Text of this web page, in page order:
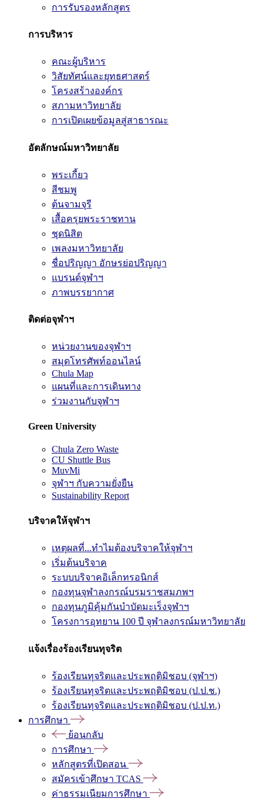
การรับรองหลักสูตร
การบริหาร
คณะผู้บริหาร
วิสัยทัศน์และยุทธศาสตร์
โครงสร้างองค์กร
สภามหาวิทยาลัย
การเปิดเผยข้อมูลสู่สาธารณะ
อัตลักษณ์มหาวิทยาลัย
พระเกี้ยว
สีชมพู
ต้นจามจุรี
เสื้อครุยพระราชทาน
ชุดนิสิต
เพลงมหาวิทยาลัย
ชื่อปริญญา อักษรย่อปริญญา
แบรนด์จุฬาฯ
ภาพบรรยากาศ
ติดต่อจุฬาฯ
หน่วยงานของจุฬาฯ
สมุดโทรศัพท์ออนไลน์
Chula Map
แผนที่และการเดินทาง
ร่วมงานกับจุฬาฯ
Green University
Chula Zero Waste
CU Shuttle Bus
MuvMi
จุฬาฯ กับความยั่งยืน
Sustainability Report
บริจาคให้จุฬาฯ
เหตุผลที่...ทำไมต้องบริจาคให้จุฬาฯ
เริ่มต้นบริจาค
ระบบบริจาคอิเล็กทรอนิกส์
กองทุนจุฬาลงกรณ์บรมราชสมภพฯ
กองทุนภูมิคุ้มกันบำบัดมะเร็งจุฬาฯ
โครงการอุทยาน 100 ปี จุฬาลงกรณ์มหาวิทยาลัย
แจ้งเรื่องร้องเรียนทุจริต
ร้องเรียนทุจริตและประพฤติมิชอบ (จุฬาฯ)
ร้องเรียนทุจริตและประพฤติมิชอบ (ป.ป.ช.)
ร้องเรียนทุจริตและประพฤติมิชอบ (ป.ป.ท.)
การศึกษา
ย้อนกลับ
การศึกษา
หลักสูตรที่เปิดสอน
สมัครเข้าศึกษา TCAS
ค่าธรรมเนียมการศึกษา